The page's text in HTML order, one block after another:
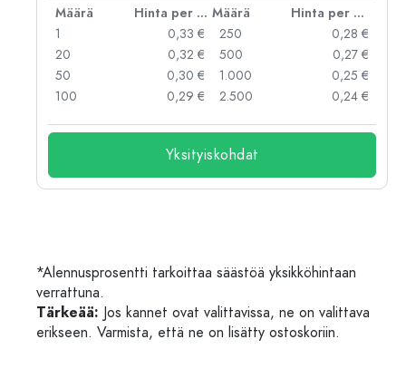
Määrä Hinta per kpl Määrä
Hinta per kpl
1
0,33 €
20
0,32 €
50
0,30 €
100
0,29 €
250
0,28 €
500
0,27 €
1.000
0,25 €
2.500
0,24 €
Yksityiskohdat
*Alennusprosentti tarkoittaa säästöä yksikköhintaan
verrattuna.
Tärkeää: Jos kannet ovat valittavissa, ne on valittava
erikseen. Varmista, että ne on lisätty ostoskoriin.